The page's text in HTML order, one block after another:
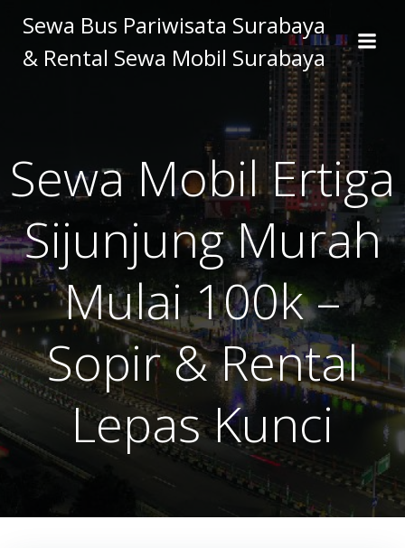
to
content
Sewa Bus Pariwisata Surabaya
& Rental Sewa Mobil Surabaya
Sewa Mobil Ertiga
Sijunjung Murah
Mulai 100k –
Sopir & Rental
Lepas Kunci